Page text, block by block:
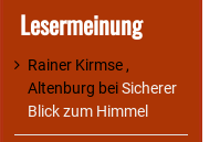
Lesermeinung
Rainer Kirmse ,
Altenburg beiSicherer
Blick zum Himmel